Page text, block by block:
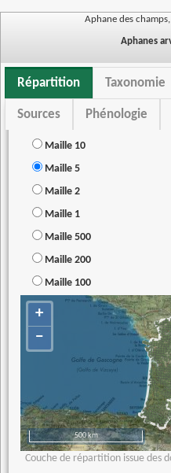
Aphane des
Aphanes
Répartition Taxonomie
Sources Phénologie
Maille 10
Maille 5
Maille 2
Maille 1
Maille 500
Maille 200
Maille 100
+
−
500 km
Couche de répartition issue des